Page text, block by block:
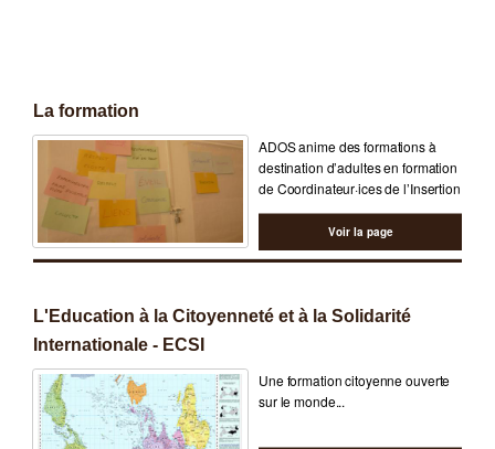
La formation
ADOS anime des formations à
destination d’adultes en formation
de Coordinateur·ices de l’Insertion
Socio-Professionnelle. Ces
formations donnent des clés sur
les questions d’interculturalité et
Voir la page
L'Education à la Citoyenneté et à la Solidarité
Internationale - ECSI
Une formation citoyenne ouverte
sur le monde...